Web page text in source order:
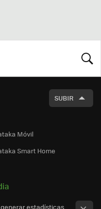
SUBIR
Móvil
Smart Home
estadísticas